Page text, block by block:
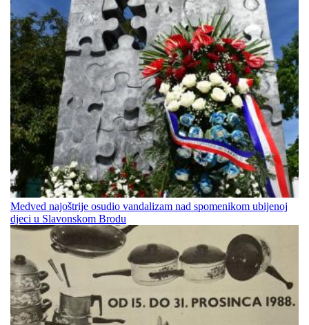
Medved najoštrije osudio vandalizam nad spomenikom ubijenoj
djeci u Slavonskom Brodu